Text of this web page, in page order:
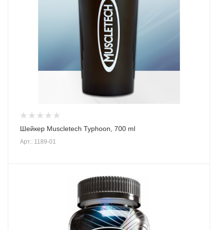
Шейкер Muscletech Typhoon, 700 ml
Арт.: 1189-01